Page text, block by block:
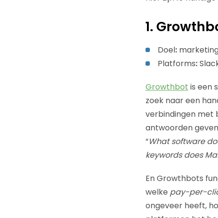
1.
Doel:
Platforms:
Growthbot is een
zoek naar een
verbindingen met
antwoorden
“What software
keywords does
En Growthbots
welke pay-per-
ongeveer heeft,